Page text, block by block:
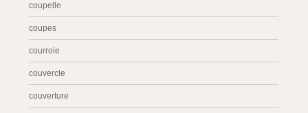
coupelle
coupes
courroie
couvercle
couverture